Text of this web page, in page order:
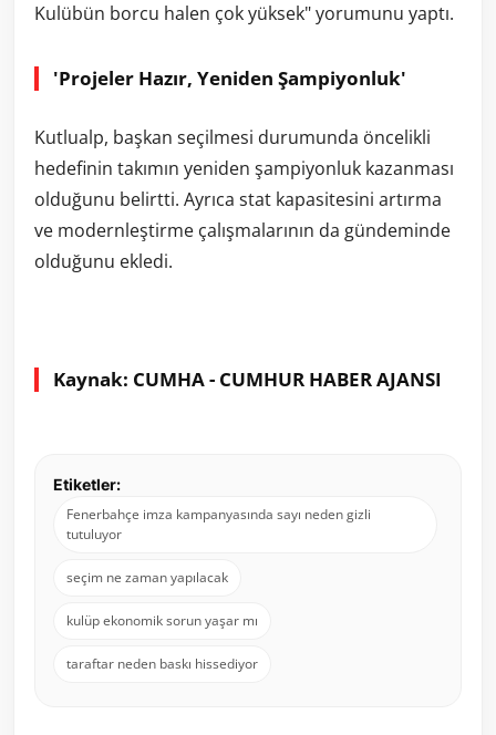
Kulübün borcu halen çok yüksek" yorumunu yaptı.
'Projeler Hazır, Yeniden Şampiyonluk'
Kutlualp, başkan seçilmesi durumunda öncelikli
hedefinin takımın yeniden şampiyonluk kazanması
olduğunu belirtti. Ayrıca stat kapasitesini artırma
ve modernleştirme çalışmalarının da gündeminde
olduğunu ekledi.
Kaynak: CUMHA - CUMHUR HABER AJANSI
Etiketler:
Fenerbahçe imza kampanyasında sayı neden gizli
tutuluyor
seçim ne zaman yapılacak
kulüp ekonomik sorun yaşar mı
taraftar neden baskı hissediyor